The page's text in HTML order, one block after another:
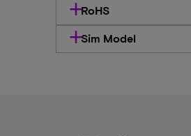
RoHS
Sim Model